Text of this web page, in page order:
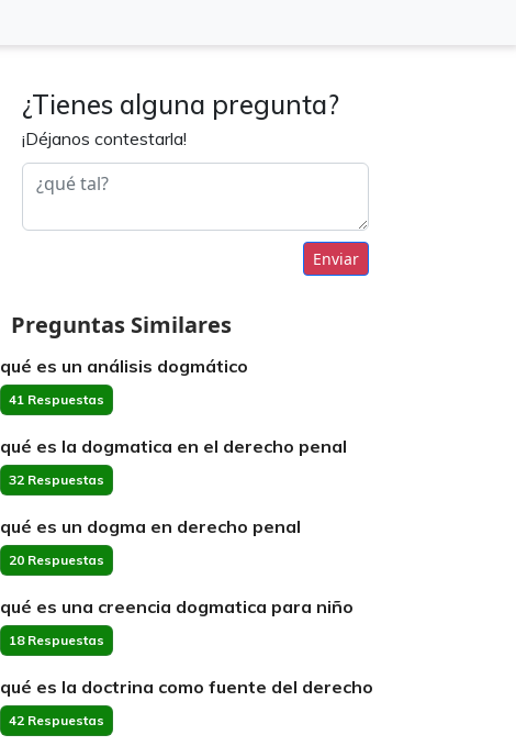
¿Tienes alguna pregunta?
¡Déjanos contestarla!
Enviar
Preguntas Similares
qué es un análisis dogmático
41 Respuestas
qué es la dogmatica en el derecho penal
32 Respuestas
qué es un dogma en derecho penal
20 Respuestas
qué es una creencia dogmatica para niño
18 Respuestas
qué es la doctrina como fuente del derecho
42 Respuestas